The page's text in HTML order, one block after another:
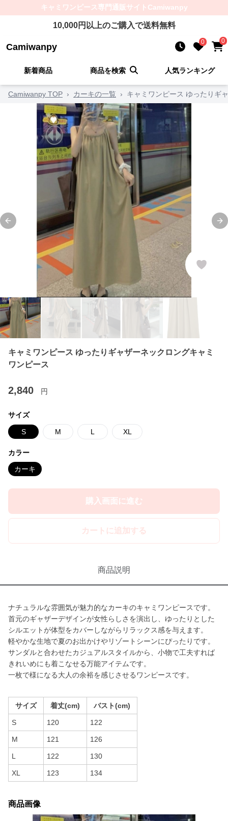
キャミワンピース専門通販サイト Camiwanpy
10,000円以上のご購入で送料無料
Camiwanpy 0 0
新着商品 商品を検索 人気ランキング
Camiwanpy TOP › カーキの一覧 › キャミワンピース ゆったりギ
Previous slide
キャミワンピース ゆったりギャザーネックロングキャミ
ワンピース
2,840 円
サイズ
S M L XL
カラー
カーキ
購入画面に進む
カートに追加する
商品説明
ナチュラルな雰囲気が魅力的なカーキのキャミワンピースです。
首元のギャザーデザインが女性らしさを演出し、ゆったりとした
シルエットが体型をカバーしながらリラックス感を与えます。
軽やかな生地で夏のお出かけやリゾートシーンにぴったりです。
サンダルと合わせたカジュアルスタイルから、小物で工夫すれば
きれいめにも着こなせる万能アイテムです。
一枚で様になる大人の余裕を感じさせるワンピースです。
サイズ 着丈(cm) バスト(cm)
S 120 122
M 121 126
L 122 130
XL 123 134
商品画像